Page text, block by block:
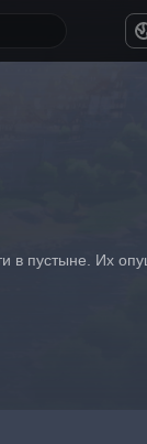
в пустыне. Их